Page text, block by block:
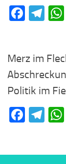
Merz im
Politik im